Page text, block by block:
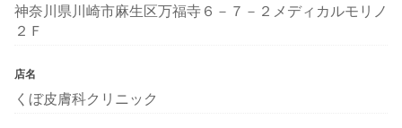
神奈川県川崎市麻生区万福寺６－７－２メディカルモリノ
２Ｆ
店名
くぼ皮膚科クリニック